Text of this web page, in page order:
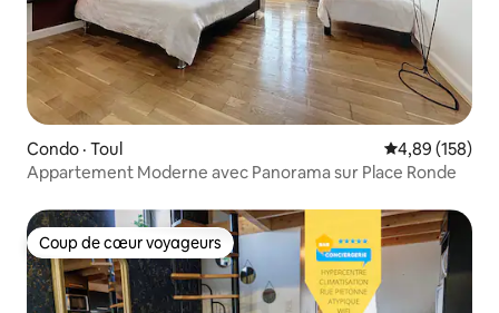
Condo · Toul Note
4,89 (158)
Appartement Moderne avec Panorama sur Place Ronde
Coup de cœur voyageurs
Coup de cœur voyageurs